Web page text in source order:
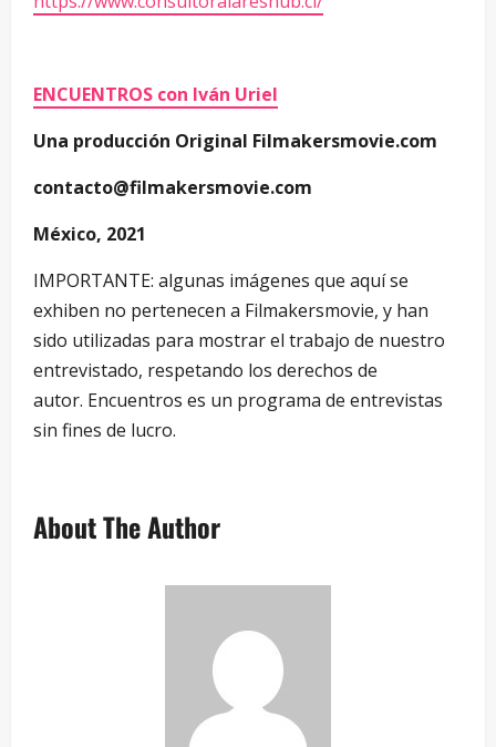
ENCUENTROS con Iván Uriel
Una producción Original Filmakersmovie.com
contacto@filmakersmovie.com
México, 2021
IMPORTANTE: algunas imágenes que aquí se
exhiben no pertenecen a Filmakersmovie, y han
sido utilizadas para mostrar el trabajo de nuestro
entrevistado, respetando los derechos de
autor. Encuentros es un programa de entrevistas
sin fines de lucro.
About The Author